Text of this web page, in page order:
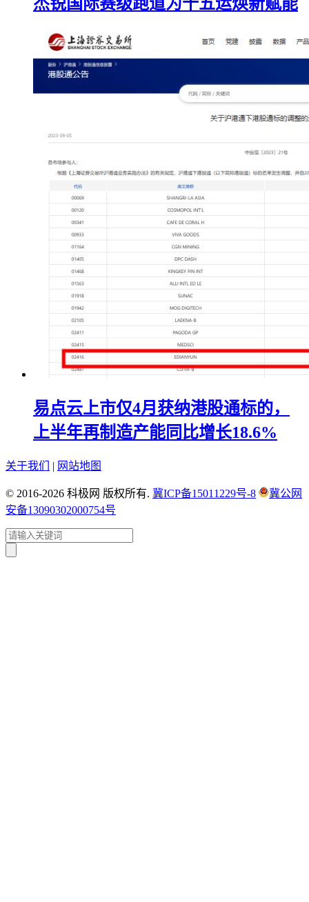
杰锐国际赛级跑道为十五运焕新赋能
易点云上市仅4月获纳港股通标的，
上半年再制造产能同比增长18.6%
关于我们 | 网站地图
© 2016-2026 科极网 版权所有. 冀ICP备15011229号-8
冀公网
安备13090302000754号